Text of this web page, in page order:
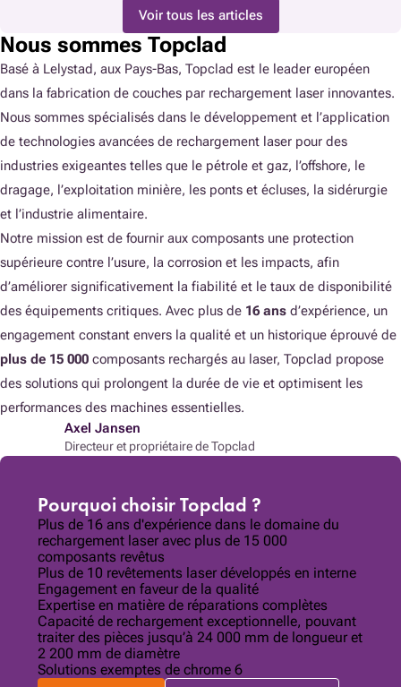
Voir tous les articles
Nous sommes Topclad
Basé à Lelystad, aux Pays-Bas, Topclad est le leader européen
dans la fabrication de couches par rechargement laser innovantes.
Nous sommes spécialisés dans le développement et l’application
de technologies avancées de rechargement laser pour des
industries exigeantes telles que le pétrole et gaz, l’offshore, le
dragage, l’exploitation minière, les ponts et écluses, la sidérurgie
et l’industrie alimentaire.
Notre mission est de fournir aux composants une protection
supérieure contre l’usure, la corrosion et les impacts, afin
d’améliorer significativement la fiabilité et le taux de disponibilité
des équipements critiques. Avec plus de 16 ans d’expérience, un
engagement constant envers la qualité et un historique éprouvé de
plus de 15 000 composants rechargés au laser, Topclad propose
des solutions qui prolongent la durée de vie et optimisent les
performances des machines essentielles.
Axel Jansen
Directeur et propriétaire de Topclad
Pourquoi choisir Topclad ?
Plus de 16 ans d'expérience dans le domaine du
rechargement laser avec plus de 15 000
composants revêtus
Plus de 10 revêtements laser développés en interne
Engagement en faveur de la qualité
Expertise en matière de réparations complètes
Capacité de rechargement exceptionnelle, pouvant
traiter des pièces jusqu’à 24 000 mm de longueur et
2 200 mm de diamètre
Solutions exemptes de chrome 6